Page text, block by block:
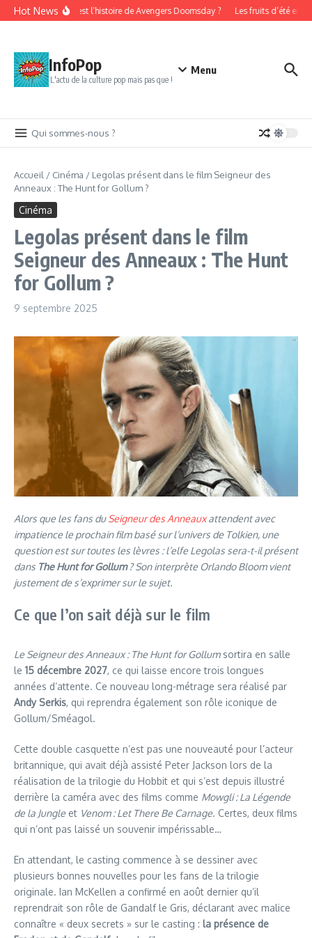
Aller au contenu
Hot NewsQuelle est l’histoire de Avengers Doomsday ? Les fruits d’été en
InfoPop
L'actu de la culture pop mais pas que !
Menu
Qui sommes-nous ?
Accueil / Cinéma / Legolas présent dans le film Seigneur des
Anneaux : The Hunt for Gollum ?
Cinéma
Legolas présent dans le film
Seigneur des Anneaux : The Hunt
for Gollum ?
9 septembre 2025
Alors que les fans duSeigneur des Anneauxattendent avec
impatience le prochain film basé sur l’univers de Tolkien, une
question est sur toutes les lèvres : l’elfe Legolas sera-t-il présent
dans The Hunt for Gollum? Son interprète Orlando Bloom vient
justement de s’exprimer sur le sujet.
Ce que l’on sait déjà sur le film
Le Seigneur des Anneaux : The Hunt for Gollumsortira en salle
le 15 décembre 2027, ce qui laisse encore trois longues
années d’attente. Ce nouveau long-métrage sera réalisé par
Andy Serkis, qui reprendra également son rôle iconique de
Gollum/Sméagol.
Cette double casquette n’est pas une nouveauté pour l’acteur
britannique, qui avait déjà assisté Peter Jackson lors de la
réalisation de la trilogie du Hobbit et qui s’est depuis illustré
derrière la caméra avec des films comme Mowgli : La Légende
de la Jungle et Venom : Let There Be Carnage. Certes, deux films
qui n’ont pas laissé un souvenir impérissable…
En attendant, le casting commence à se dessiner avec
plusieurs bonnes nouvelles pour les fans de la trilogie
originale. Ian McKellen a confirmé en août dernier qu’il
reprendrait son rôle de Gandalf le Gris, déclarant avec malice
connaître « deux secrets » sur le casting : la présence de